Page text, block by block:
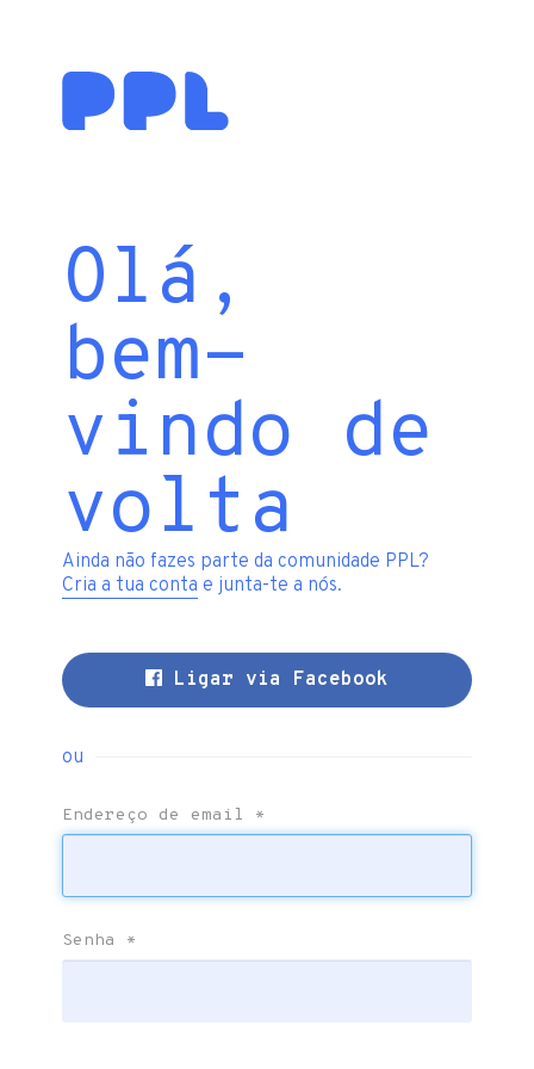
Olá,
bem-
vindo de
volta
Ainda não fazes parte da comunidade PPL?
Cria a tua conta e junta-te a nós.
Ligar via Facebook
ou
Endereço de email *
Senha *